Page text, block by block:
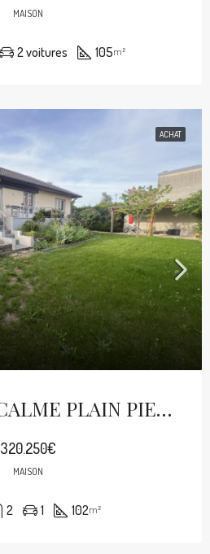
MAISON
2 voitures 105m²
ACHAT
RIXHEIM AU CALME PLAIN PIED SUR 5.95ARES
320.250€
MAISON
2 1 102m²